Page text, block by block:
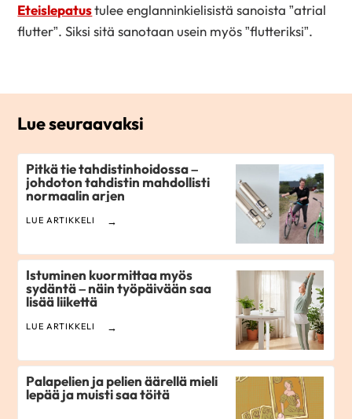
Eteislepatustulee englanninkielisistä sanoista ”atrial
flutter”. Siksi sitä sanotaan usein myös ”flutteriksi”.
Lue seuraavaksi
Pitkä tie tahdistinhoidossa –
johdoton tahdistin mahdollisti
normaalin arjen
LUE ARTIKKELI
Istuminen kuormittaa myös
sydäntä – näin työpäivään saa
lisää liikettä
LUE ARTIKKELI
Palapelien ja pelien äärellä mieli
lepää ja muisti saa töitä